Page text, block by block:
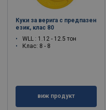
Куки за верига с предпазен
език, клас 80
WLL : 1.12 - 12.5 тон
Клас: 8 - 8
виж продукт